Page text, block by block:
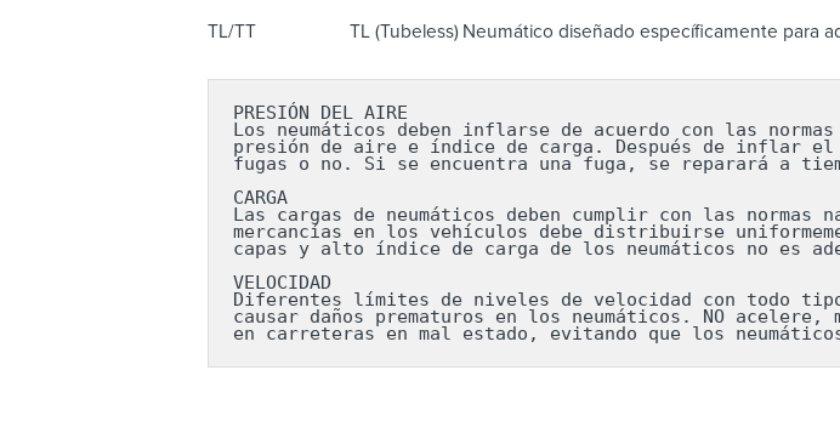
TL/TT TL (Tubeless) Neumático diseñado específicamente para
PRESIÓN DEL AIRE
Los neumáticos deben inflarse de acuerdo con las
presión de aire e índice de carga. Después de inflar el
fugas o no. Si se encuentra una fuga, se reparará a
CARGA
Las cargas de neumáticos deben cumplir con las normas
mercancías en los vehículos debe distribuirse
capas y alto índice de carga de los neumáticos no es
VELOCIDAD
Diferentes límites de niveles de velocidad con todo
causar daños prematuros en los neumáticos. NO
en carreteras en mal estado, evitando que los